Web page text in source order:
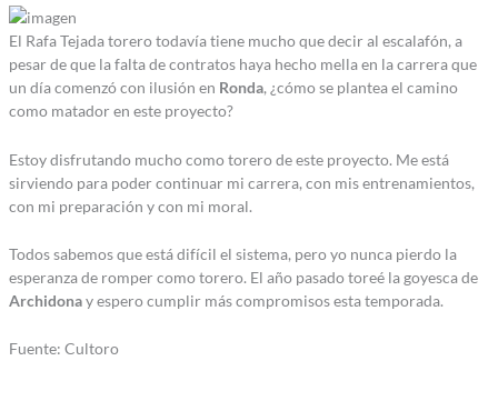
El Rafa Tejada torero todavía tiene mucho que decir al escalafón, a
pesar de que la falta de contratos haya hecho mella en la carrera que
un día comenzó con ilusión en Ronda, ¿cómo se plantea el camino
como matador en este proyecto?
Estoy disfrutando mucho como torero de este proyecto. Me está
sirviendo para poder continuar mi carrera, con mis entrenamientos,
con mi preparación y con mi moral.
Todos sabemos que está difícil el sistema, pero yo nunca pierdo la
esperanza de romper como torero. El año pasado toreé la goyesca de
Archidonay espero cumplir más compromisos esta temporada.
Fuente: Cultoro